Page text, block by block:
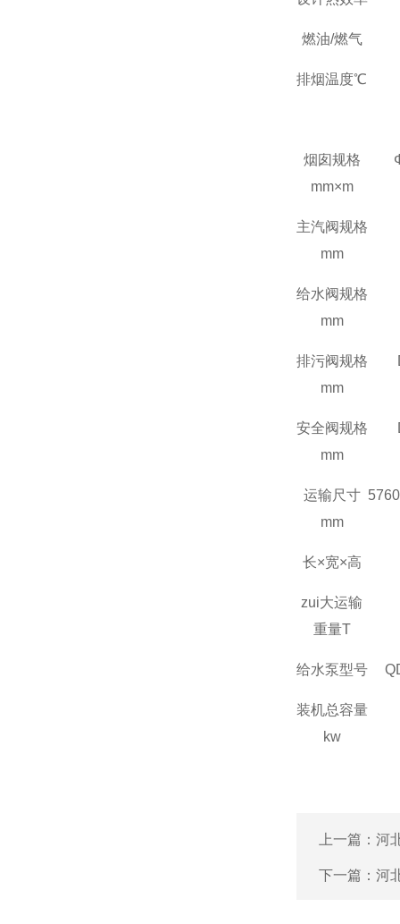
燃油/燃气
排烟温度℃
烟囱规格
mm×m
主汽阀规格
mm
给水阀规格
mm
排污阀规格
mm
安全阀规格
mm
运输尺寸
mm
长×宽×高
5760
zui大运输
重量T
给水泵型号
装机总容量
kw
上一篇： 河
下一篇： 河